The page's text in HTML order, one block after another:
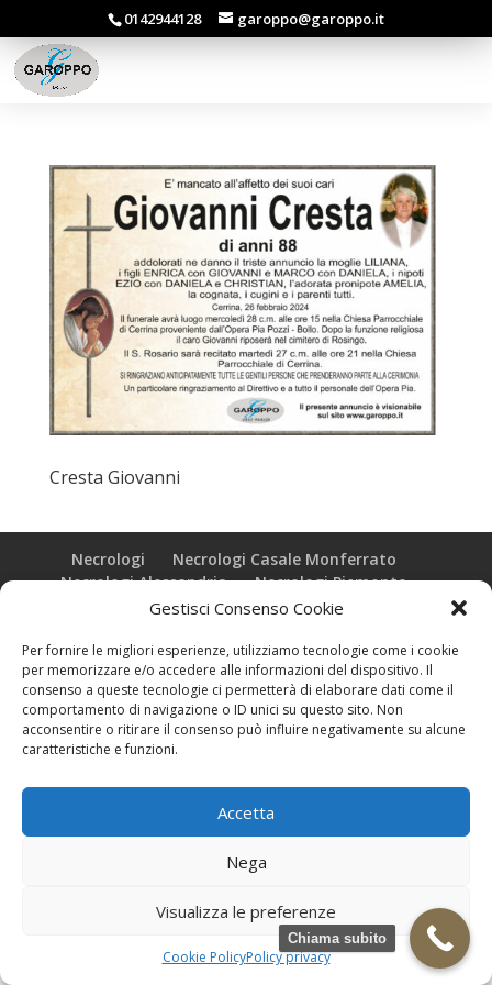
Gestisci Consenso Cookie
Per fornire le migliori esperienze, utilizziamo tecnologie come i cookie
per memorizzare e/o accedere alle informazioni del dispositivo. Il
consenso a queste tecnologie ci permetterà di elaborare dati come il
comportamento di navigazione o ID unici su questo sito. Non
acconsentire o ritirare il consenso può influire negativamente su alcune
caratteristiche e funzioni.
Accetta
Nega
Visualizza le preferenze
Cookie PolicyPolicy privacy
0142944128 garoppo@garoppo.it
Cresta Giovanni
Necrologi
Necrologi Casale Monferrato
Necrologi Alessandria
Necrologi Piemonte
Casale Monferrato info@zeropensieri-cloud
Chiama subito